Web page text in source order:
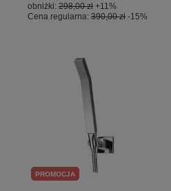
obniżki: 298,00 zł +11%
Cena regularna: 390,00 zł -15%
PROMOCJA